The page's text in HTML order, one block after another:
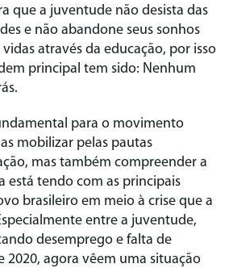
que a juventude não desista das
e não abandone seus sonhos
através da educação, por isso
principal tem sido: Nenhum
para o movimento
mobilizar pelas pautas
mas também compreender a
está tendo com as principais
brasileiro em meio à crise que a
entre a juventude,
desemprego e falta de
2020, agora vêem uma situação